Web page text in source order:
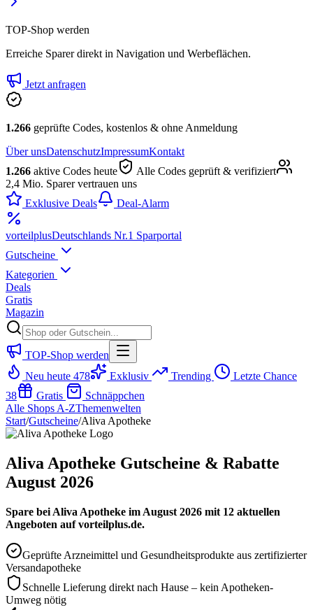
TOP-Shop werden
Erreiche Sparer direkt in Navigation und Werbeflächen.
Jetzt anfragen
1.266 geprüfte Codes, kostenlos & ohne Anmeldung
Über unsDatenschutzImpressumKontakt
1.266 aktive Codes heute
Alle Codes geprüft & verifiziert
2,4 Mio. Sparer vertrauen uns
Exklusive Deals
Deal-Alarm
vorteilplusDeutschlands Nr.1 Sparportal
Gutscheine
Kategorien
Deals
Gratis
Magazin
TOP-Shop werden
Neu heute 478 Exklusiv Trending
Letzte Chance
38
Gratis
Schnäppchen
Alle Shops A-ZThemenwelten
Start/Gutscheine/Aliva Apotheke
Aliva Apotheke Gutscheine & Rabatte
August 2026
Spare bei Aliva Apotheke im August 2026 mit 12 aktuellen
Angeboten auf vorteilplus.de.
Geprüfte Arzneimittel und Gesundheitsprodukte aus zertifizierter
Versandapotheke
Schnelle Lieferung direkt nach Hause – kein Apotheken-
Umweg nötig